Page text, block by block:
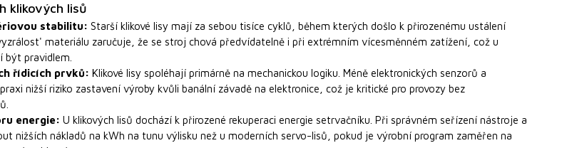
klikových lisů
stabilitu: Starší klikové lisy mají za sebou tisíce cyklů, během kterých došlo k přirozenému ustálení
materiálu zaručuje, že se stroj chová předvídatelně i při extrémním vícesměnném zatížení, což u
být pravidlem.
řídicích prvků: Klikové lisy spoléhají primárně na mechanickou logiku. Méně elektronických senzorů a
nižší riziko zastavení výroby kvůli banální závadě na elektronice, což je kritické pro provozy bez
energie: U klikových lisů dochází k přirozené rekuperaci energie setrvačníku. Při správném seřízení nástroje a
nižších nákladů na kWh na tunu výlisku než u moderních servo-lisů, pokud je výrobní program zaměřen na